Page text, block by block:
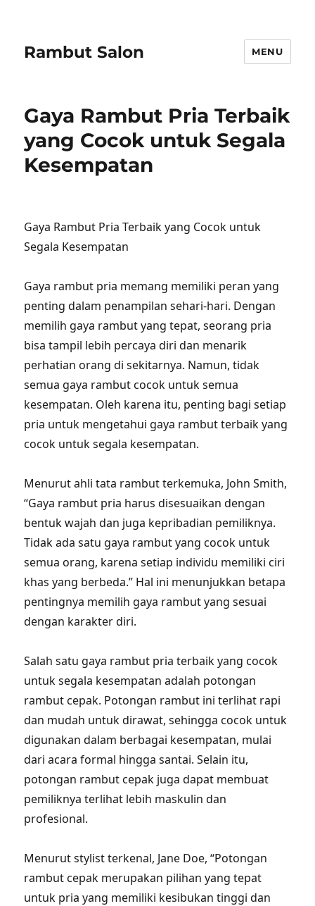
Rambut Salon MENU
Gaya Rambut Pria Terbaik
yang Cocok untuk Segala
Kesempatan
Gaya Rambut Pria Terbaik yang Cocok untuk
Segala Kesempatan
Gaya rambut pria memang memiliki peran yang
penting dalam penampilan sehari-hari. Dengan
memilih gaya rambut yang tepat, seorang pria
bisa tampil lebih percaya diri dan menarik
perhatian orang di sekitarnya. Namun, tidak
semua gaya rambut cocok untuk semua
kesempatan. Oleh karena itu, penting bagi setiap
pria untuk mengetahui gaya rambut terbaik yang
cocok untuk segala kesempatan.
Menurut ahli tata rambut terkemuka, John Smith,
“Gaya rambut pria harus disesuaikan dengan
bentuk wajah dan juga kepribadian pemiliknya.
Tidak ada satu gaya rambut yang cocok untuk
semua orang, karena setiap individu memiliki ciri
khas yang berbeda.” Hal ini menunjukkan betapa
pentingnya memilih gaya rambut yang sesuai
dengan karakter diri.
Salah satu gaya rambut pria terbaik yang cocok
untuk segala kesempatan adalah potongan
rambut cepak. Potongan rambut ini terlihat rapi
dan mudah untuk dirawat, sehingga cocok untuk
digunakan dalam berbagai kesempatan, mulai
dari acara formal hingga santai. Selain itu,
potongan rambut cepak juga dapat membuat
pemiliknya terlihat lebih maskulin dan
profesional.
Menurut stylist terkenal, Jane Doe, “Potongan
rambut cepak merupakan pilihan yang tepat
untuk pria yang memiliki kesibukan tinggi dan